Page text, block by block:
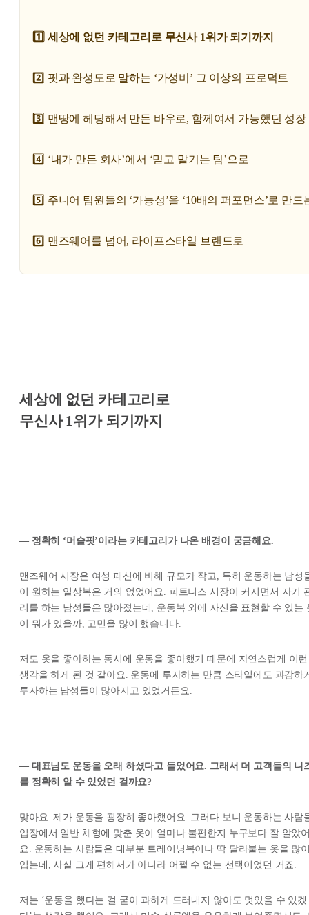
1️⃣ 세상에 없던 카테고리로 무신사 1위가 되기까지
2️⃣ 핏과 완성도로 말하는 ‘가성비’ 그 이상의 프로덕트
3️⃣ 맨땅에 헤딩해서 만든 바우로, 함께여서 가능했던 성장
4️⃣ ‘내가 만든 회사’에서 ‘믿고 맡기는 팀’으로
5️⃣ 주니어 팀원들의 ‘가능성’을 ‘10배의 퍼포먼스’로 만드
6️⃣ 맨즈웨어를 넘어, 라이프스타일 브랜드로
세상에 없던 카테고리로
무신사 1위가 되기까지
— 정확히 ‘머슬핏’이라는 카테고리가 나온 배경이 궁금해요.
맨즈웨어 시장은 여성 패션에 비해 규모가 작고, 특히 운동하는 남성
이 원하는 일상복은 거의 없었어요. 피트니스 시장이 커지면서 자기
리를 하는 남성들은 많아졌는데, 운동복 외에 자신을 표현할 수 있는
이 뭐가 있을까, 고민을 많이 했습니다.
저도 옷을 좋아하는 동시에 운동을 좋아했기 때문에 자연스럽게 이런
생각을 하게 된 것 같아요. 운동에 투자하는 만큼 스타일에도 과감하
투자하는 남성들이 많아지고 있었거든요.
— 대표님도 운동을 오래 하셨다고 들었어요. 그래서 더 고객들의 니
를 정확히 알 수 있었던 걸까요?
맞아요. 제가 운동을 굉장히 좋아했어요. 그러다 보니 운동하는 사람
입장에서 일반 체형에 맞춘 옷이 얼마나 불편한지 누구보다 잘 알았
요. 운동하는 사람들은 대부분 트레이닝복이나 딱 달라붙는 옷을 많
입는데, 사실 그게 편해서가 아니라 어쩔 수 없는 선택이었던 거죠.
저는 ‘운동을 했다는 걸 굳이 과하게 드러내지 않아도 멋있을 수 있겠